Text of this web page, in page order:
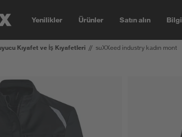
Yenilikler Ürünler Satın alın Bilgi
Kıyafet ve İş Kıyafetleri suXXeed industry kadın mont